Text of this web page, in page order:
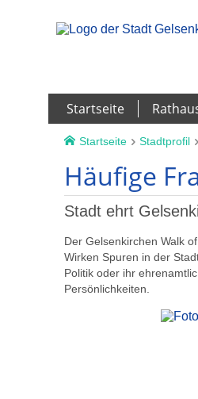
Startseite
Startseite Stadtprofil
Häufige
Stadt ehrt
Der Gelsenkirchen Walk
Wirken Spuren in der
Politik oder ihr
Persönlichkeiten.